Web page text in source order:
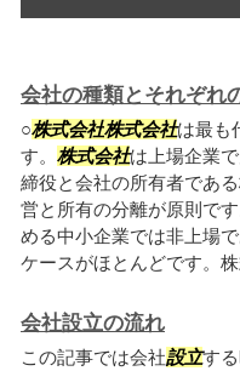
会社の種類とそれぞれ
○株式会社株式会社は最も
す。 株式会社は上場企業
締役と会社の所有者であ
営と所有の分離が原則で
める中小企業では非上場
ケースがほとんどです。
会社設立の流れ
この記事では会社設立す